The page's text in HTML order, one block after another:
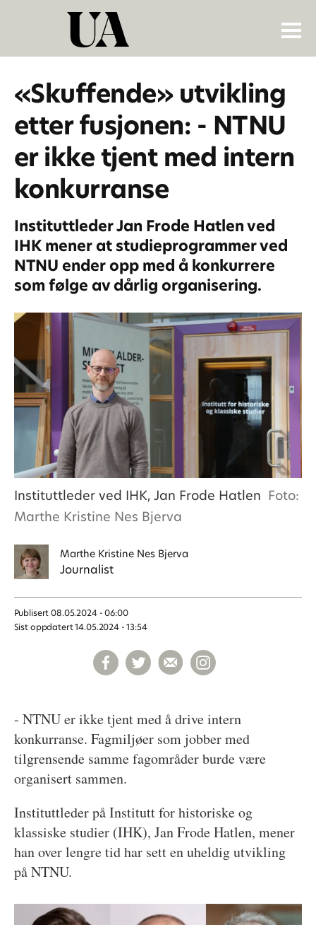
«Skuffende» utvikling
etter fusjonen: - NTNU
er ikke tjent med intern
konkurranse
Instituttleder Jan Frode Hatlen ved
IHK mener at studieprogrammer ved
NTNU ender opp med å konkurrere
som følge av dårlig organisering.
Instituttleder ved IHK, Jan Frode Hatlen Foto:
Marthe Kristine Nes Bjerva
Marthe Kristine Nes Bjerva
Journalist
Publisert
08.05.2024 - 06:00
Sist oppdatert 14.05.2024 - 13:54
- NTNU er ikke tjent med å drive intern
konkurranse. Fagmiljøer som jobber med
tilgrensende samme fagområder burde være
organisert sammen.
Instituttleder på Institutt for historiske og
klassiske studier (IHK), Jan Frode Hatlen, mener
han over lengre tid har sett en uheldig utvikling
på NTNU.